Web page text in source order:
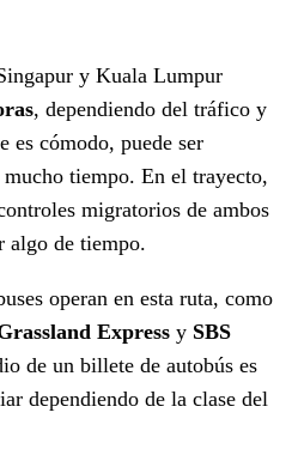
y Kuala Lumpur
, dependiendo del tráfico y
es cómodo, puede ser
mucho tiempo. En el trayecto,
migratorios de ambos
algo de tiempo.
operan en esta ruta, como
Express y SBS
de un billete de autobús es
dependiendo de la clase del